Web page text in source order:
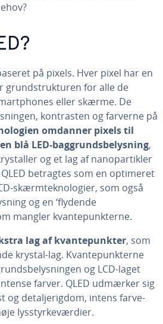
på pixels. Hver pixel har en
grund­struk­tu­ren for alle de
eller skærme. De
kon­tra­sten og farverne på
omdanner pixels til
blå LED-bag­grunds­be­lys­ning,
og et lag af na­no­par­tik­ler
betragtes som en optimeret
skærm­tek­no­lo­gi­er, som også
og en ‘flydende
mangler kvan­te­punk­ter­ne.
lag af kvan­te­punk­ter, som
krystal-lag. Kvan­te­punk­ter­ne
og LCD-laget
farver. QLED udmærker sig
og de­tal­je­rig­dom, intens far­ve­
lys­styr­ke­vær­di­er.